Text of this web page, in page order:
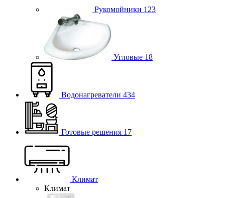
Рукомойники 123
Угловые 18
Водонагреватели 434
Готовые решения 17
Климат
Климат